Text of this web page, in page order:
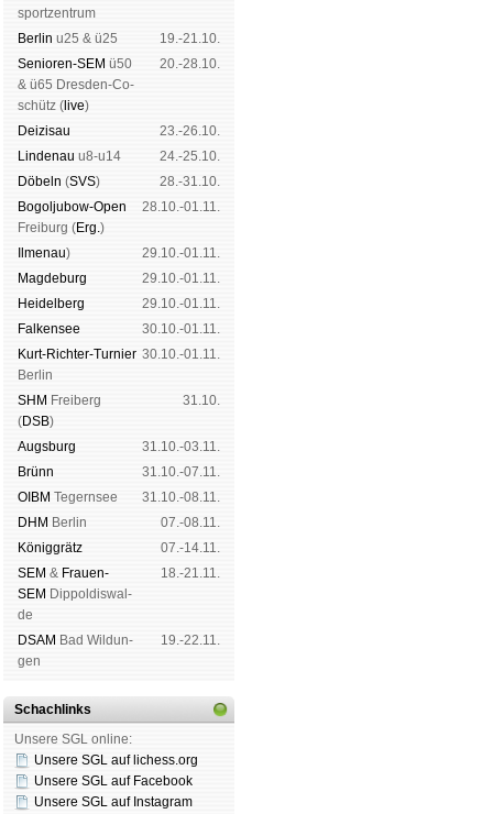
sport­zen­trum
Ber­lin u25 & ü25
19.-21.10.
Senioren-SEM ü50
& ü65 Dres­den-Co­
schütz ( live)
20.-28.10.
Dei­zi­sau
23.-26.10.
Lin­de­nau u8-u14
24.-25.10.
Dö­beln (SVS)
28.-31.10.
Bogoljubow-Open
Frei­burg (Erg.)
28.10.-01.11.
Il­me­nau)
29.10.-01.11.
Mag­de­burg
29.10.-01.11.
Hei­del­berg
29.10.-01.11.
Fal­ken­see
30.10.-01.11.
Kurt-Rich­ter-Tur­nier
Ber­lin
30.10.-01.11.
SHM Frei­berg
(DSB)
31.10.
Augs­burg
31.10.-03.11.
Brünn
31.10.-07.11.
OIBM Tegern­see
31.10.-08.11.
DHM Ber­lin
07.-08.11.
König­grätz
07.-14.11.
SEM & Frauen-
SEM Dip­pol­dis­wal­
de
18.-21.11.
DSAM Bad Wil­dun­
gen
19.-22.11.
Schachlinks
Unsere SGL online:
Unsere SGL auf li­chess.org
Unsere SGL auf Face­book
Unsere SGL auf Insta­gram